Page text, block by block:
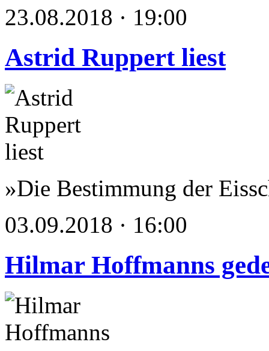
23.08.2018 · 19:00
Astrid Ruppert liest
»Die Bestimmung der
03.09.2018 · 16:00
Hilmar Hoffmanns